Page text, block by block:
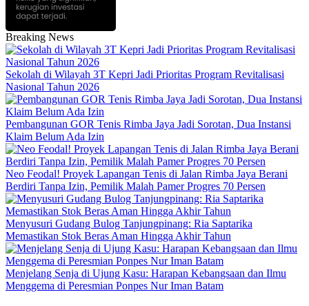
Breaking News
Sekolah di Wilayah 3T Kepri Jadi Prioritas Program Revitalisasi
Nasional Tahun 2026
Pembangunan GOR Tenis Rimba Jaya Jadi Sorotan, Dua Instansi
Klaim Belum Ada Izin
Neo Feodal! Proyek Lapangan Tenis di Jalan Rimba Jaya Berani
Berdiri Tanpa Izin, Pemilik Malah Pamer Progres 70 Persen
Menyusuri Gudang Bulog Tanjungpinang: Ria Saptarika
Memastikan Stok Beras Aman Hingga Akhir Tahun
Menjelang Senja di Ujung Kasu: Harapan Kebangsaan dan Ilmu
Menggema di Peresmian Ponpes Nur Iman Batam